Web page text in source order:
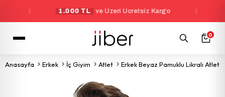
1.000 TL ve Üzeri Ücretsiz Kargo
0
Anasayfa Erkek İç Giyim Atlet Erkek Beyaz Pamuklu Likralı Atlet